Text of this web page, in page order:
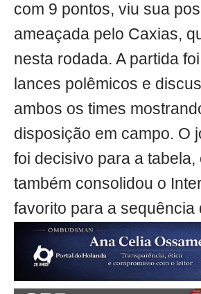
com 9 pontos, viu sua
ameaçada pelo Caxias,
nesta rodada. A partida
lances polêmicos e
ambos os times
disposição em campo. O
foi decisivo para a tabela,
também consolidou o
favorito para a sequência